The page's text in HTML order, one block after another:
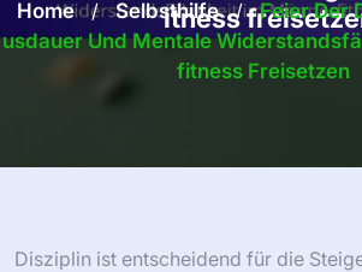
itness
Home / Selbsthilfe / Feier Der
Usdauer Und Mentale
Fitness Freisetzen
Disziplin ist entscheidend für die